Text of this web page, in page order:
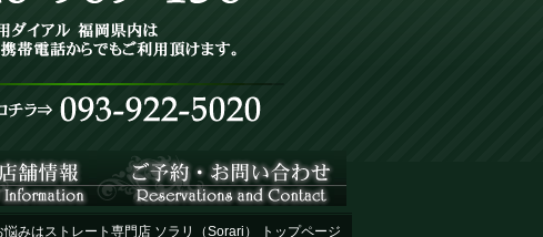
悩みはストレート専門店 ソラリ（Sorari） トップページ